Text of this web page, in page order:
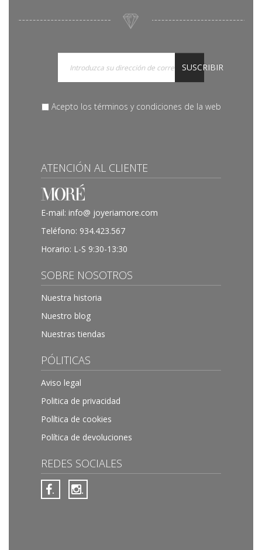
SUSCRIBIR
Acepto los términos y condiciones de la web
ATENCIÓN AL CLIENTE
E-mail: info@ joyeriamore.com
Teléfono: 934.423.567
Horario: L-S 9:30-13:30
SOBRE NOSOTROS
Nuestra historia
Nuestro blog
Nuestras tiendas
PÓLITICAS
Aviso legal
Politica de privacidad
Política de cookies
Política de devoluciones
REDES SOCIALES
. .